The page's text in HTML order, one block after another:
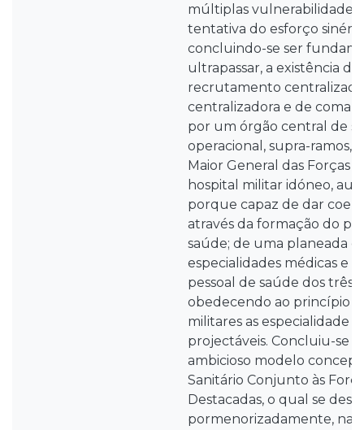
múltiplas vulnerabilidades
tentativa do esforço
concluindo-se ser
ultrapassar, a existência
recrutamento
centralizadora e de
por um órgão central de
operacional, supra-ramos,
Maior General das Forças
hospital militar idóneo,
porque capaz de dar
através da formação do
saúde; de uma planeada
especialidades médicas e
pessoal de saúde dos três
obedecendo ao princípio
militares as especialidade
projectáveis. Concluiu-se
ambicioso modelo
Sanitário Conjunto às
Destacadas, o qual se
pormenorizadamente, na